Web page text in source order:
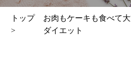
トップ
>
お肉もケーキも食べて
ダイエット